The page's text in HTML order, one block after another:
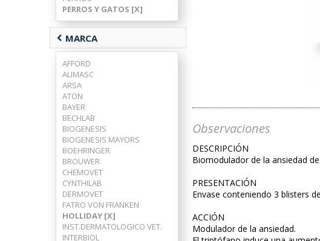
PERROS Y GATOS [X]
chevron_left MARCA
AFFORD
ALIMASC
ARSA
ATON
BAYER
BECHLAB
BIOGENESIS
BIOGENESIS MAYORS
BOEHRINGER
BROUWER
CHEMOVET
CYNTHILAB
DERMOVET
FATRO VON FRANKEN
HOLLIDAY [X]
INST.DERMATOLOGICO VET.
INTERBIOL
Observaciones
DESCRIPCIÓN
Biomodulador de la ansiedad
PRESENTACIÓN
Envase conteniendo 3 blisters
ACCIÓN
Modulador de la ansiedad.